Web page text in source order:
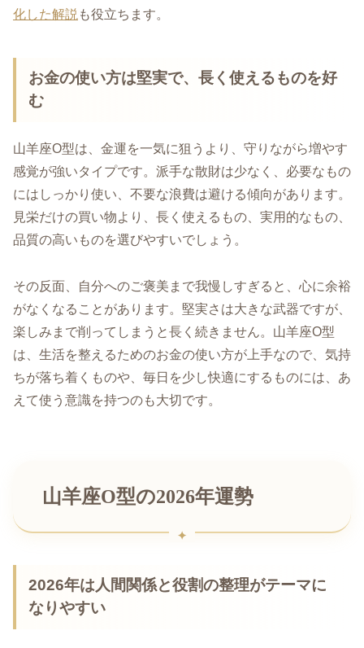
化した解説も役立ちます。
お金の使い方は堅実で、長く使えるものを好
む
山羊座O型は、金運を一気に狙うより、守りながら増やす
感覚が強いタイプです。派手な散財は少なく、必要なもの
にはしっかり使い、不要な浪費は避ける傾向があります。
見栄だけの買い物より、長く使えるもの、実用的なもの、
品質の高いものを選びやすいでしょう。
その反面、自分へのご褒美まで我慢しすぎると、心に余裕
がなくなることがあります。堅実さは大きな武器ですが、
楽しみまで削ってしまうと長く続きません。山羊座O型
は、生活を整えるためのお金の使い方が上手なので、気持
ちが落ち着くものや、毎日を少し快適にするものには、あ
えて使う意識を持つのも大切です。
山羊座O型の2026年運勢
2026年は人間関係と役割の整理がテーマに
なりやすい